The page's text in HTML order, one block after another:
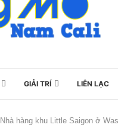
GIẢI TRÍ LIÊN LẠC
Nhà hàng khu Little Saigon ở